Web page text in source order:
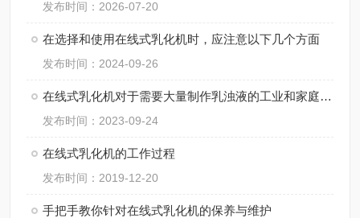
发布时间：2026-07-20
在选择和使用在线式乳化机时，应注意以下几个方面
发布时间：2024-09-26
在线式乳化机对于需要大量制作乳浊液的工业和家庭来说都非常有用
发布时间：2023-09-24
在线式乳化机的工作过程
发布时间：2019-12-20
手把手教你针对在线式乳化机的保养与维护